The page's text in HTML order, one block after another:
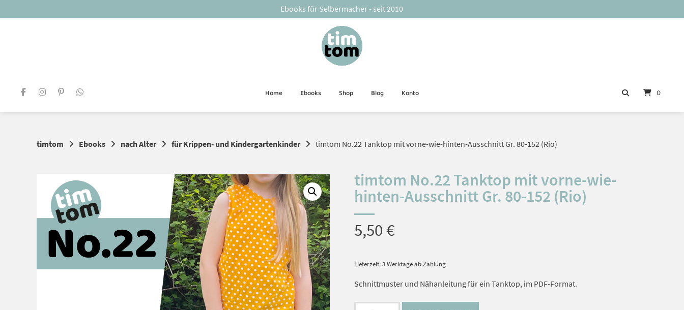
zum
Ebooks für Selbermacher - seit 2010
Home Ebooks Shop Blog Konto 0
timtom Ebooks nach Alter für Krippen- und Kindergartenkinder timtom No.22 Tanktop mit vorne-wie-hinten-Ausschnitt Gr. 80-152 (Rio)
timtom No.22 Tanktop mit vorne-wie-
hinten-Ausschnitt Gr. 80-152 (Rio)
5,50€
Lieferzeit: 3 Werktage ab Zahlung
Schnittmuster und Nähanleitung für ein Tanktop, im PDF-Format.